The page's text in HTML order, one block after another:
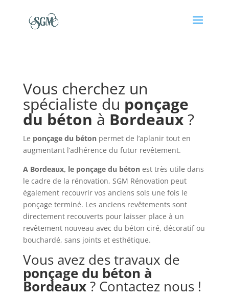
Vous cherchez un
spécialiste du ponçage
du béton à Bordeaux?
Le ponçage du bétonpermet de l’aplanir tout en
augmentant l’adhérence du futur revêtement.
A Bordeaux, le ponçage du béton est très utile dans
le cadre de la rénovation, SGM Rénovation peut
également recouvrir vos anciens sols une fois le
ponçage terminé. Les anciens revêtements sont
directement recouverts pour laisser place à un
revêtement nouveau avec du béton ciré, décoratif ou
bouchardé, sans joints et esthétique.
Vous avez des travaux de
ponçage du béton à
Bordeaux? Contactez nous !